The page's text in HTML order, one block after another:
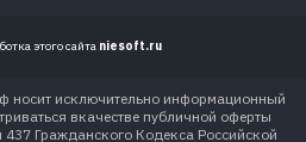
этого сайта niesoft.ru
носит исключительно информационный
вкачестве публичной оферты
437 Гражданского Кодекса Российской